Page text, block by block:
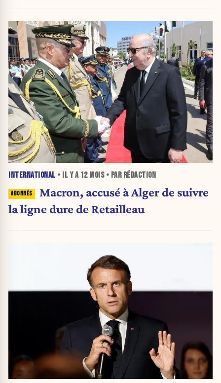
INTERNATIONAL • IL Y A 12 MOIS• PAR RÉDACTION
Macron, accusé à Alger de suivre
la ligne dure de Retailleau